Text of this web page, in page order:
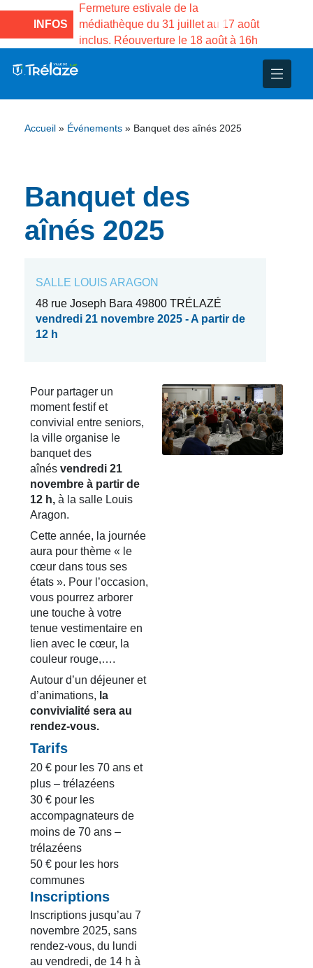
INFOS
la Maison des
de Gama du
Fermeture estivale de la
médiathèque du 31 juillet au 17 août
inclus. Réouverture le 18 août à 16h
Projets
Accueil » Événements » Banquet des aînés 2025
Banquet des
aînés 2025
SALLE LOUIS ARAGON
48 rue Joseph Bara 49800 TRÉLAZÉ
vendredi 21 novembre 2025 - A partir de
12 h
Pour partager un
moment festif et
convivial entre seniors,
la ville organise le
banquet des
aînés vendredi 21
novembre à partir de
12 h, à la salle Louis
Aragon.
Cette année, la journée
aura pour thème « le
cœur dans tous ses
états ». Pour l’occasion,
vous pourrez arborer
une touche à votre
tenue vestimentaire en
lien avec le cœur, la
couleur rouge,….
Autour d’un déjeuner et
d’animations, la
convivialité sera au
rendez-vous.
Tarifs
20 € pour les 70 ans et
plus – trélazéens
30 € pour les
accompagnateurs de
moins de 70 ans –
trélazéens
50 € pour les hors
communes
Inscriptions
Inscriptions jusqu’au 7
novembre 2025, sans
rendez-vous, du lundi
au vendredi, de 14 h à